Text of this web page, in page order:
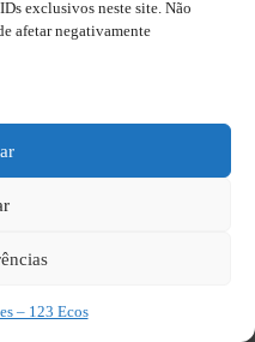
exclusivos neste site. Não
afetar negativamente
– 123 Ecos
Rachel
ativistas e
do futuro:
de
e buscar
Uma leitura